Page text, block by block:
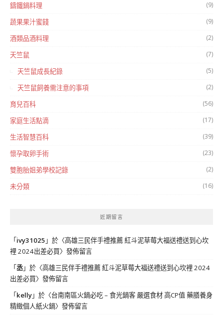
鑄鐵鍋料理 (9)
蔬果果汁蜜餞 (9)
酒類品酒料理 (2)
天竺鼠 (7)
天竺鼠成長紀錄 (5)
天竺鼠飼養需注意的事項 (2)
育兒百科 (56)
家庭生活點滴 (17)
生活智慧百科 (39)
懷孕取卵手術 (23)
雙胞胎姐弟學校記錄 (2)
未分類 (16)
近期留言
「 ivy31025 」於〈高雄三民伴手禮推薦 紅斗泥草莓大福送禮送到心坎
裡 2024出差必買〉發佈留言
「丞」於〈高雄三民伴手禮推薦 紅斗泥草莓大福送禮送到心坎裡 2024
出差必買〉發佈留言
「 kelly」於〈台南南區火鍋必吃 – 食光鍋客 嚴選食材 高CP值 藥膳養身
精緻個人紙火鍋〉發佈留言